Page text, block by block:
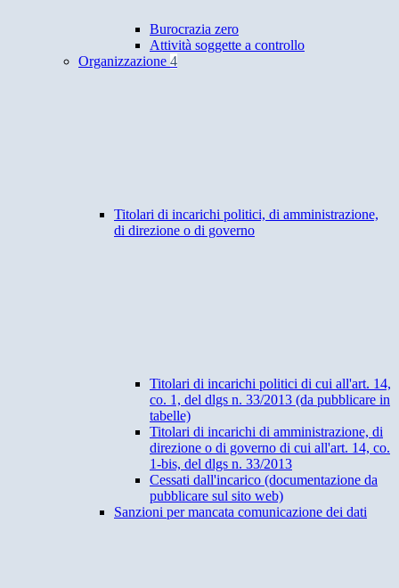
Burocrazia zero
Attività soggette a controllo
Organizzazione 4
Titolari di incarichi politici, di amministrazione,
di direzione o di governo
Titolari di incarichi politici di cui all'art. 14,
co. 1, del dlgs n. 33/2013 (da pubblicare in
tabelle)
Titolari di incarichi di amministrazione, di
direzione o di governo di cui all'art. 14, co.
1-bis, del dlgs n. 33/2013
Cessati dall'incarico (documentazione da
pubblicare sul sito web)
Sanzioni per mancata comunicazione dei dati